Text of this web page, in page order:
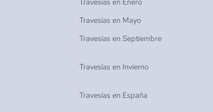
Travesías en Enero
Travesías en Mayo
Travesías en Septiembre
Travesías en Invierno
Travesías en España